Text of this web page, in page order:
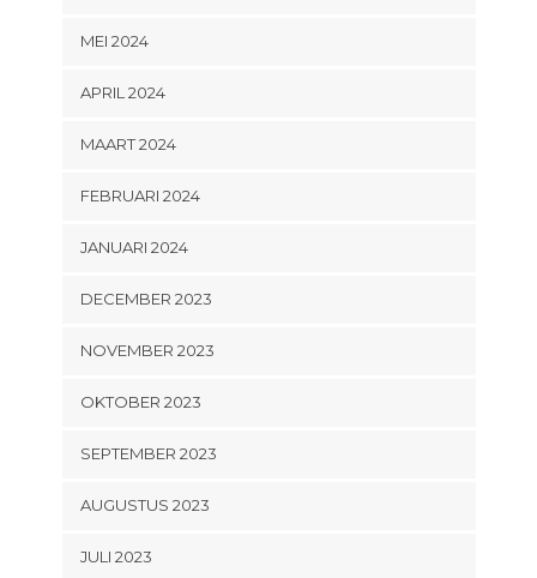
MEI 2024
APRIL 2024
MAART 2024
FEBRUARI 2024
JANUARI 2024
DECEMBER 2023
NOVEMBER 2023
OKTOBER 2023
SEPTEMBER 2023
AUGUSTUS 2023
JULI 2023